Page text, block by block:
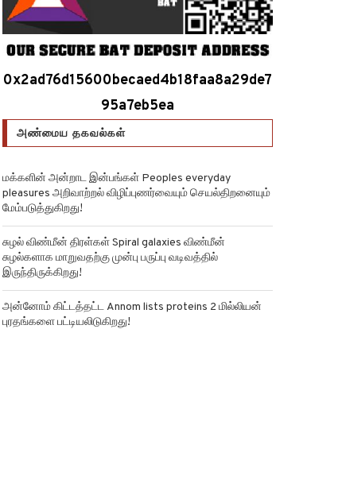
0x2ad76d15600becaed4b18faa8a29de7
95a7eb5ea
அண்மைய தகவல்கள்
மக்களின் அன்றாட இன்பங்கள் Peoples everyday
pleasures அறிவாற்றல் விழிப்புணர்வையும் செயல்திறனையும்
மேம்படுத்துகிறது!
சுழல் விண்மீன் திரள்கள் Spiral galaxies விண்மீன்
சுழல்களாக மாறுவதற்கு முன்பு பருப்பு வடிவத்தில்
இருந்திருக்கிறது!
அன்னோம் கிட்டத்தட்ட Annom lists proteins 2 மில்லியன்
புரதங்களை பட்டியலிடுகிறது!